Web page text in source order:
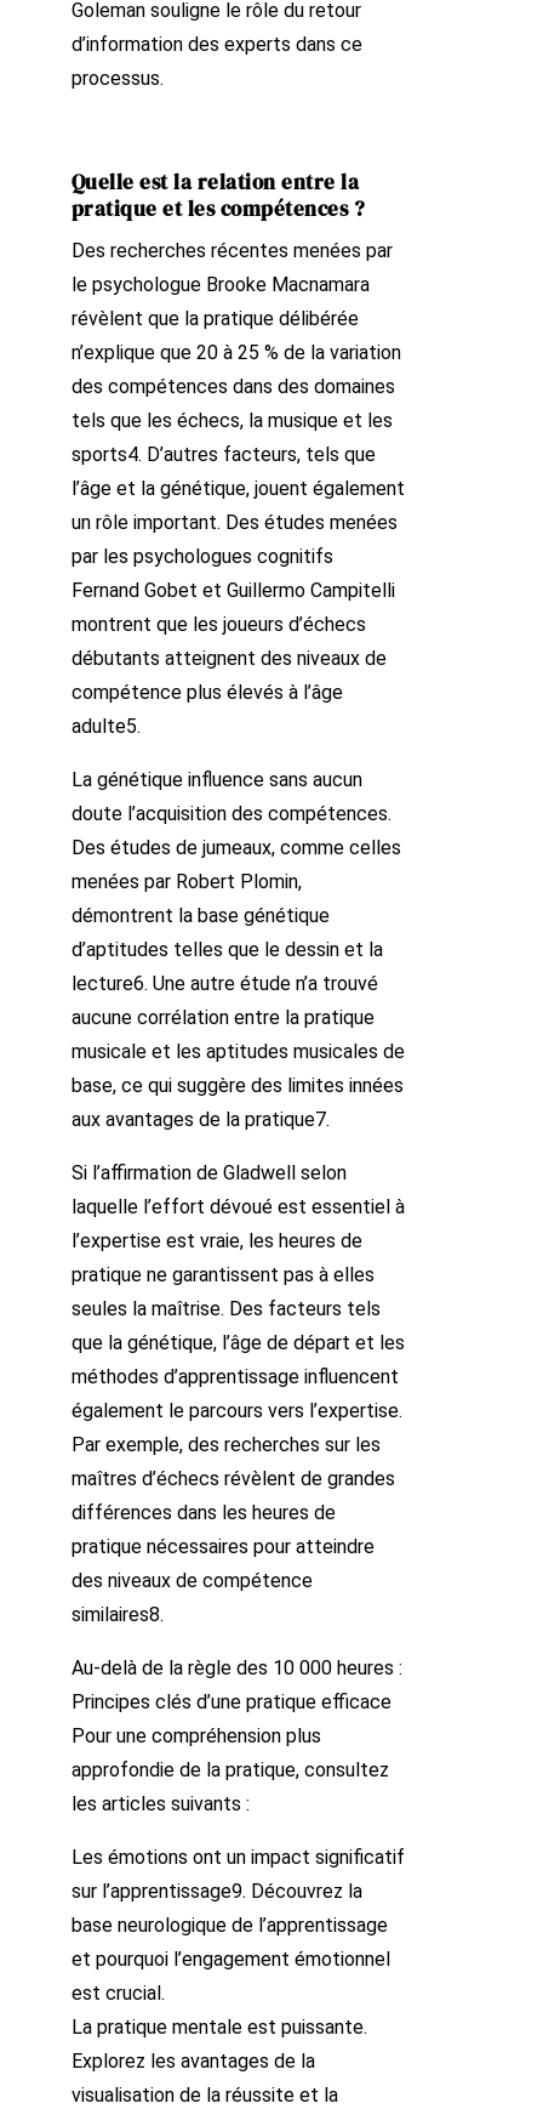
Goleman souligne le rôle du retour
d’information des experts dans ce
processus.
Quelle est la relation entre la
pratique et les compétences ?
Des recherches récentes menées par
le psychologue Brooke Macnamara
révèlent que la pratique délibérée
n’explique que 20 à 25 % de la variation
des compétences dans des domaines
tels que les échecs, la musique et les
sports4. D’autres facteurs, tels que
l’âge et la génétique, jouent également
un rôle important. Des études menées
par les psychologues cognitifs
Fernand Gobet et Guillermo Campitelli
montrent que les joueurs d’échecs
débutants atteignent des niveaux de
compétence plus élevés à l’âge
adulte5.
La génétique influence sans aucun
doute l’acquisition des compétences.
Des études de jumeaux, comme celles
menées par Robert Plomin,
démontrent la base génétique
d’aptitudes telles que le dessin et la
lecture6. Une autre étude n’a trouvé
aucune corrélation entre la pratique
musicale et les aptitudes musicales de
base, ce qui suggère des limites innées
aux avantages de la pratique7.
Si l’affirmation de Gladwell selon
laquelle l’effort dévoué est essentiel à
l’expertise est vraie, les heures de
pratique ne garantissent pas à elles
seules la maîtrise. Des facteurs tels
que la génétique, l’âge de départ et les
méthodes d’apprentissage influencent
également le parcours vers l’expertise.
Par exemple, des recherches sur les
maîtres d’échecs révèlent de grandes
différences dans les heures de
pratique nécessaires pour atteindre
des niveaux de compétence
similaires8.
Au-delà de la règle des 10 000 heures :
Principes clés d’une pratique efficace
Pour une compréhension plus
approfondie de la pratique, consultez
les articles suivants :
Les émotions ont un impact significatif
sur l’apprentissage9. Découvrez la
base neurologique de l’apprentissage
et pourquoi l’engagement émotionnel
est crucial.
La pratique mentale est puissante.
Explorez les avantages de la
visualisation de la réussite et la